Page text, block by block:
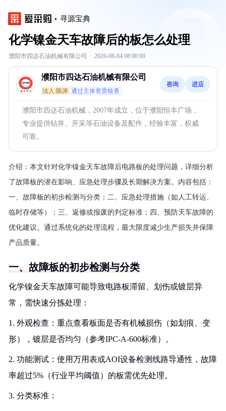
寻源宝典
化学镍金天车故障后的板怎么处理
濮阳市四达石油机械有限公司 · 2026-08-04 08:00:00
濮阳市四达石油机械有限公司
法人:陈涛 通过主体资质核查
咨询 进店
濮阳市四达石油机械，2007年成立，位于濮阳恒丰广场，
专业提供钻井、开采等石油设备及配件，经验丰富，权威
可靠。
介绍： 本文针对化学镍金天车故障后电路板的处理问题，详细分析
了故障板的潜在影响、应急处理步骤及长期解决方案。内容包括：
一、故障板的初步检测与分类；二、应急处理措施（如人工转运、
临时存储等）；三、返修或报废的判定标准；四、预防天车故障的
优化建议。通过系统化的处理流程，最大限度减少生产损失并保障
产品质量。
一、故障板的初步检测与分类
化学镍金天车故障可能导致电路板滞留、划伤或镀层异
常，需快速分拣处理：
1. 外观检查：重点查看板面是否有机械损伤（如划痕、变
形），镀层是否均匀（参考IPC-A-600标准）。
2. 功能测试：使用万用表或AOI设备检测线路导通性，故障
率超过5%（行业平均阈值）的板需优先处理。
3. 分类标准：